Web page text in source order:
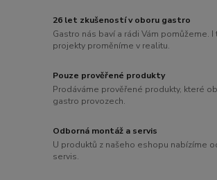
26 let zkušeností v oboru gastro
Gastro nás baví a rádi Vám pomůžeme. I
projekty proměníme v realitu.
Pouze prověřené produkty
Prodáváme prověřené produkty, které
gastro provozech.
Odborná montáž a servis
U produktů z našeho eshopu nabízíme
servis.